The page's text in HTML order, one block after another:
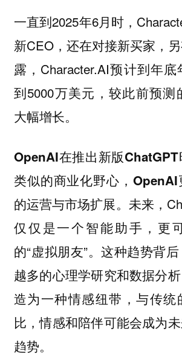
一直到2025年6月时，
新CEO，还在对接新买家，
露，Character.AI预计到年
到5000万美元，较此前预测
大幅增长。
OpenAI在推出新版
类似的商业化野心，
的运营与市场扩展。 未来，
仅仅是一个智能助手，更
的“虚拟朋友”。这种趋势背
越多的心理学研究和数据分
造为一种情感纽带，与传统
比，情感和陪伴可能会成为
趋势。